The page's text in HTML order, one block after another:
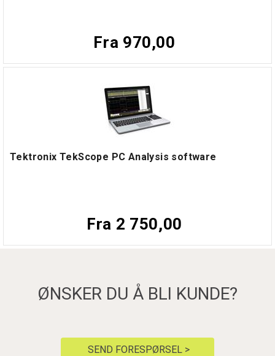
Fra 970,00
Tektronix TekScope PC Analysis software
Fra 2 750,00
ØNSKER DU Å BLI KUNDE?
SEND FORESPØRSEL >